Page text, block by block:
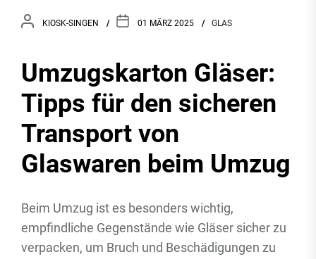
KIOSK-SINGEN 01 MÄRZ 2025 GLAS
Umzugskarton Gläser:
Tipps für den sicheren
Transport von
Glaswaren beim Umzug
Beim Umzug ist es besonders wichtig,
empfindliche Gegenstände wie Gläser sicher zu
verpacken, um Bruch und Beschädigungen zu